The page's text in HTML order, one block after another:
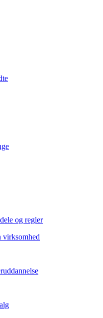
og regler
virksomhed